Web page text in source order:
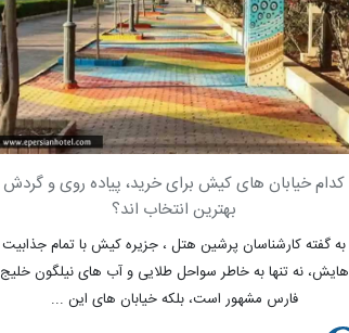
کدام خیابان های کیش برای خرید، پیاده روی و گردش
بهترین انتخاب اند؟
به گفته کارشناسان پرشین هتل ، جزیره کیش با تمام جذابیت
هایش، نه تنها به خاطر سواحل طلایی و آب های نیلگون خلیج
فارس مشهور است، بلکه خیابان های این ...